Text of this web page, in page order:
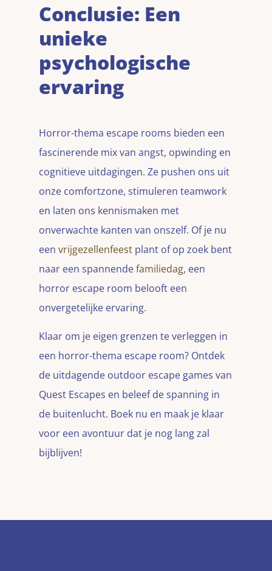
Conclusie: Een
unieke
psychologische
ervaring
Horror-thema escape rooms bieden een
fascinerende mix van angst, opwinding en
cognitieve uitdagingen. Ze pushen ons uit
onze comfortzone, stimuleren teamwork
en laten ons kennismaken met
onverwachte kanten van onszelf. Of je nu
een vrijgezellenfeest plant of op zoek bent
naar een spannendefamiliedag, een
horror escape room belooft een
onvergetelijke ervaring.
Klaar om je eigen grenzen te verleggen in
een horror-thema escape room? Ontdek
de uitdagende outdoor escape games van
Quest Escapes en beleef de spanning in
de buitenlucht. Boek nu en maak je klaar
voor een avontuur dat je nog lang zal
bijblijven!